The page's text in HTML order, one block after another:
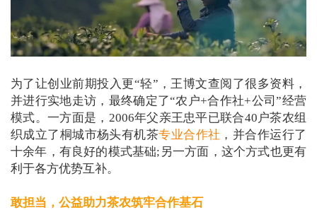
为了让创业前期投入更“轻”，王博文查阅了很多资料，
并进行实地走访，最终确定了“农户+合作社+公司”经营
模式。一方面是，2006年父亲王忠平已联合40户茶农组
织成立了桐城市杨头有机茶专业合作社 ，并合作运行了
十余年，有良好的模式基础;另一方面，这个方式也更有
利于各方优势互补。
敢担当，公益助力茶农筑牢合作基石